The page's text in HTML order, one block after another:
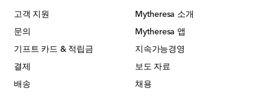
고객 지원
문의
기프트 카드 & 적립금
결제
배송
Mytheresa 소개
Mytheresa 앱
지속가능경영
보도 자료
채용